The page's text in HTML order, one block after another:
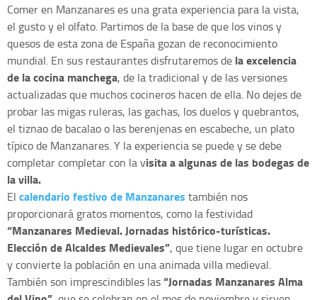
Comer en Manzanares es una grata experiencia para la vista,
el gusto y el olfato. Partimos de la base de que los vinos y
quesos de esta zona de España gozan de reconocimiento
mundial. En sus restaurantes disfrutaremos de la excelencia
de la cocina manchega, de la tradicional y de las versiones
actualizadas que muchos cocineros hacen de ella. No dejes de
probar las migas ruleras, las gachas, los duelos y quebrantos,
el tiznao de bacalao o las berenjenas en escabeche, un plato
típico de Manzanares. Y la experiencia se puede y se debe
completar completar con la visita a algunas de las bodegas de
la villa.
El calendario festivo de Manzanares también nos
proporcionará gratos momentos, como la festividad
“Manzanares Medieval. Jornadas histórico-turísticas.
Elección de Alcaldes Medievales”, que tiene lugar en octubre
y convierte la población en una animada villa medieval.
También son imprescindibles las“Jornadas Manzanares Alma